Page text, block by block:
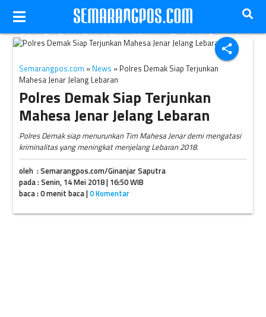
share
Kabag Ops Polres Demak, Kompol Sutomo. (Facebook-Sutomo)
Semarangpos.com » News » Polres Demak Siap Terjunkan
Mahesa Jenar Jelang Lebaran
Polres Demak Siap Terjunkan
Mahesa Jenar Jelang Lebaran
Polres Demak siap menurunkan Tim Mahesa Jenar demi mengatasi
kriminalitas yang meningkat menjelang Lebaran 2018.
oleh : Semarangpos.com/Ginanjar Saputra
pada : Senin, 14 Mei 2018 | 16:50 WIB
baca : 0 menit baca |0 Komentar